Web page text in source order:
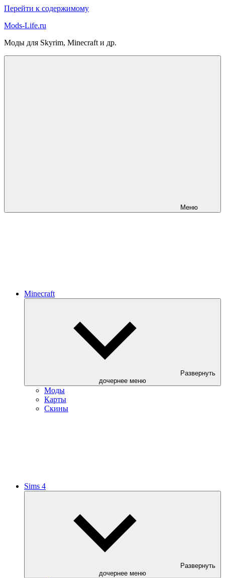
Перейти к содержимому
Mods-Life.ru
Моды для Skyrim, Minecraft и др.
Меню
Minecraft
Развернуть
дочернее меню
Моды
Карты
Скины
Sims 4
Развернуть
дочернее меню